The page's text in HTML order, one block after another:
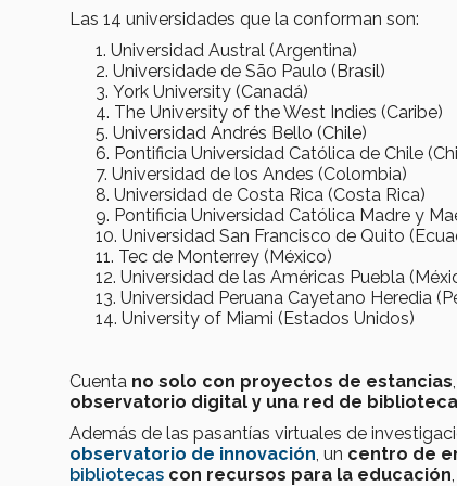
Las 14 universidades que la conforman son:
Universidad Austral (Argentina)
Universidade de São Paulo (Brasil)
York University (Canadá)
The University of the West Indies (Caribe)
Universidad Andrés Bello (Chile)
Pontificia Universidad Católica de Chile
Universidad de los Andes (Colombia)
Universidad de Costa Rica (Costa Rica)
Pontificia Universidad Católica Madre y
Universidad San Francisco de Quito
Tec de Monterrey (México)
Universidad de las Américas Puebla
Universidad Peruana Cayetano Heredia
University of Miami (Estados Unidos)
Cuenta no solo con proyectos de estancias
observatorio digital y una red de
Además de las pasantías virtuales de
observatorio de innovación , un centro de
bibliotecas con recursos para la educación